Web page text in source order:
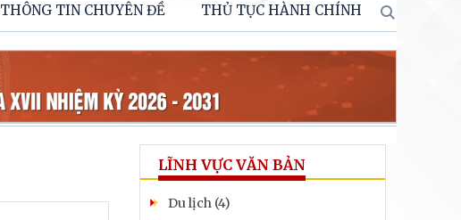
THÔNG TIN CHUYÊN ĐỀ THỦ TỤC HÀNH CHÍNH
LĨNH VỰC VĂN BẢN
Du lịch (4)